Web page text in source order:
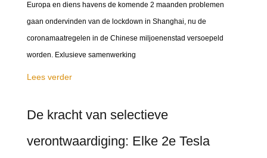
Europa en diens havens de komende 2 maanden problemen
gaan ondervinden van de lockdown in Shanghai, nu de
coronamaatregelen in de Chinese miljoenenstad versoepeld
worden. Exlusieve samenwerking
Lees verder
De kracht van selectieve
verontwaardiging: Elke 2e Tesla